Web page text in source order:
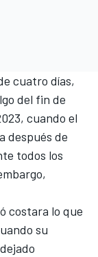
cuatro días,
del fin de
cuando el
después de
todos los
costara lo que
su